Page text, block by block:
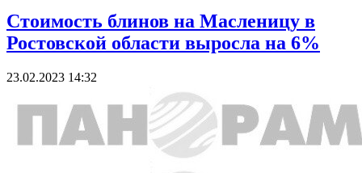
Стоимость блинов на Масленицу в
Ростовской области выросла на 6%
23.02.2023 14:32